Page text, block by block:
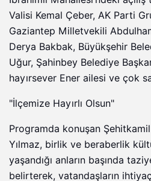
Valisi Kemal Çeber, AK Parti
Gaziantep Milletvekili
Derya Bakbak, Büyükşehir
Uğur, Şahinbey Belediye
hayırsever Ener ailesi ve çok
"İlçemize Hayırlı Olsun"
Programda konuşan
Yılmaz, birlik ve beraberlik
yaşandığı anların başında
belirterek, vatandaşların